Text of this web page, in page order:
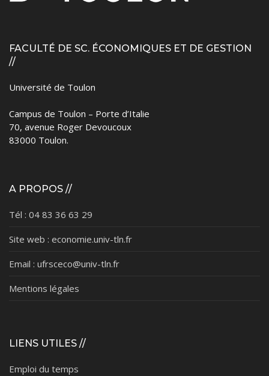
FACULTÉ DE SC. ÉCONOMIQUES ET DE GESTION
//
Université de Toulon
Campus de Toulon – Porte d’Italie
70, avenue Roger Devoucoux
83000 Toulon.
A PROPOS //
Tél : 04 83 36 63 29
Site web : economie.univ-tln.fr
Email : ufrsceco@univ-tln.fr
Mentions légales
LIENS UTILES //
Emploi du temps